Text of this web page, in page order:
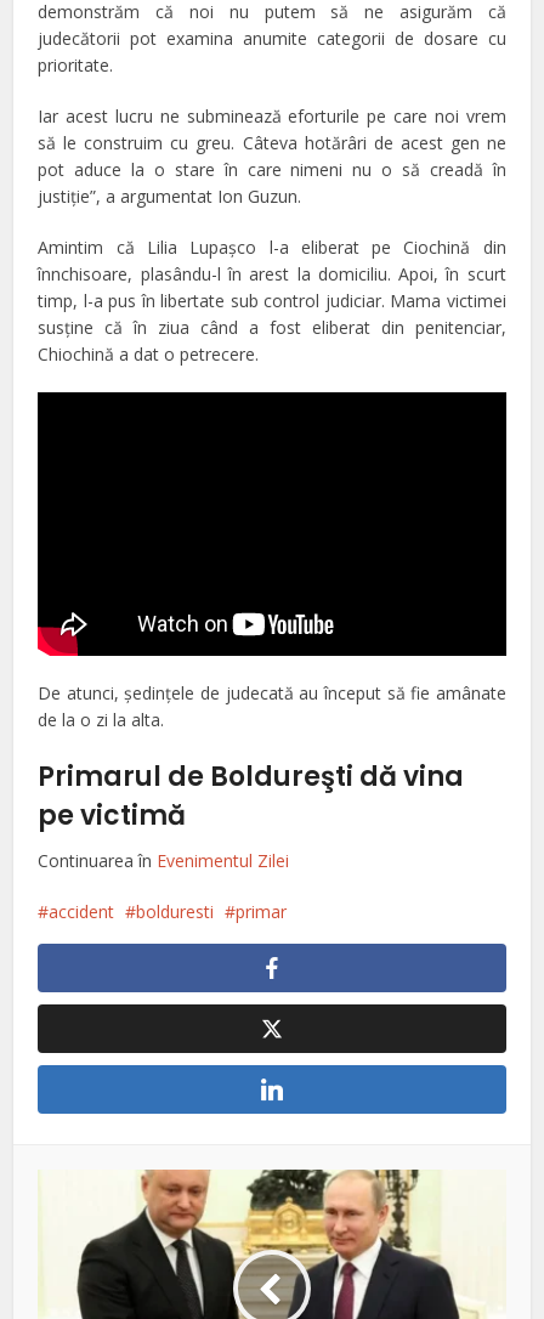
demonstrăm că noi nu putem să ne asigurăm că
judecătorii pot examina anumite categorii de dosare cu
prioritate.
Iar acest lucru ne subminează eforturile pe care noi vrem
să le construim cu greu. Câteva hotărâri de acest gen ne
pot aduce la o stare în care nimeni nu o să creadă în
justiție”, a argumentat Ion Guzun.
Amintim că Lilia Lupaşco l-a eliberat pe Ciochină din
înnchisoare, plasându-l în arest la domiciliu. Apoi, în scurt
timp, l-a pus în libertate sub control judiciar. Mama victimei
susţine că în ziua când a fost eliberat din penitenciar,
Chiochină a dat o petrecere.
De atunci, şedinţele de judecată au început să fie amânate
de la o zi la alta.
Primarul de Boldureşti dă vina
pe victimă
Continuarea în Evenimentul Zilei
accident bolduresti primar